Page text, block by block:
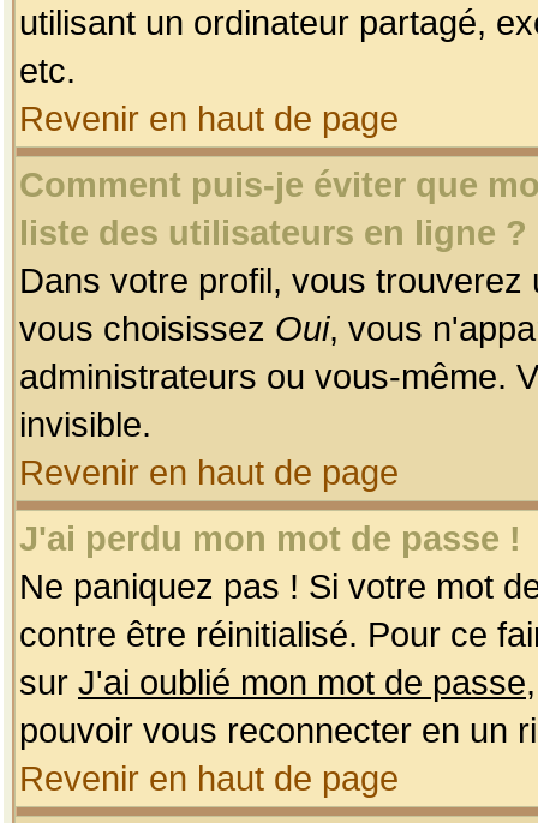
utilisant un ordinateur partagé,
etc.
Revenir en haut de page
Comment puis-je éviter que
liste des utilisateurs en ligne ?
Dans votre profil, vous
vous choisissez Oui, vous
administrateurs ou vous-même.
invisible.
Revenir en haut de page
J'ai perdu mon mot de passe !
Ne paniquez pas ! Si votre mot
contre être réinitialisé. Pour ce
sur J'ai oublié mon mot de passe
pouvoir vous reconnecter en un
Revenir en haut de page